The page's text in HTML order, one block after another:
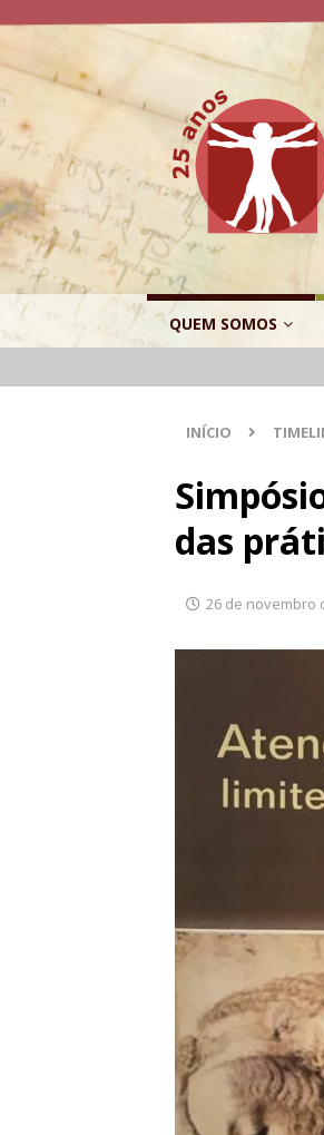
QUEM SOMOS
INÍCIO
das
26 de novembro